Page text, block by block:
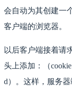
会自动为其创建一
客户端的浏览器。
以后客户端接着请
头上添加：（
d）。这样，服务器